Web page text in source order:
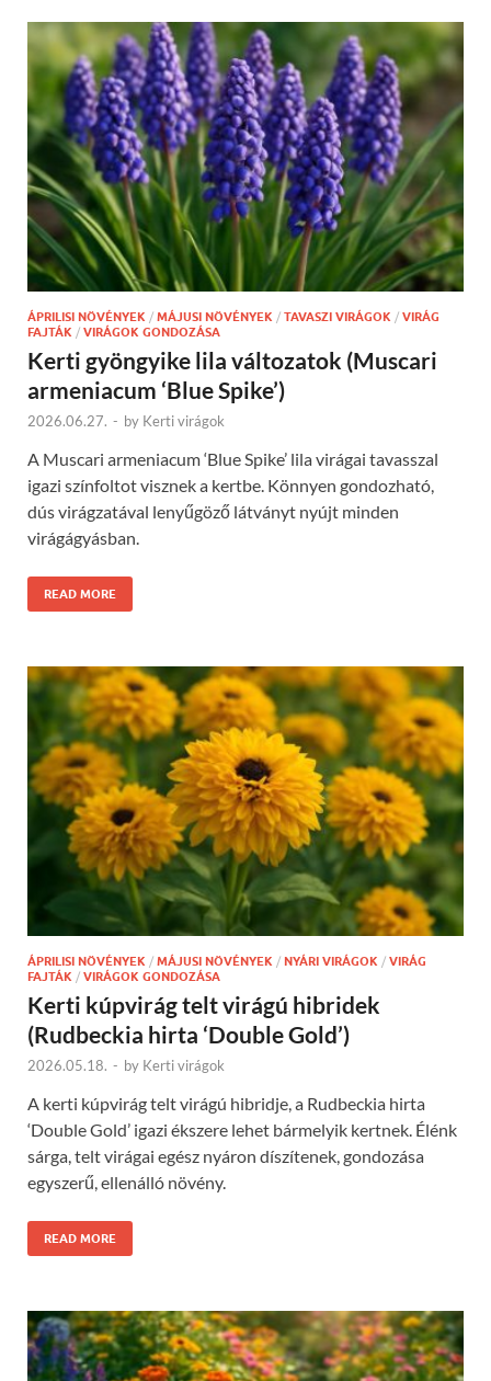
ÁPRILISI NÖVÉNYEK / MÁJUSI NÖVÉNYEK / TAVASZI VIRÁGOK / VIRÁG
FAJTÁK / VIRÁGOK GONDOZÁSA
Kerti gyöngyike lila változatok (Muscari
armeniacum ‘Blue Spike’)
2026.06.27. - by Kerti virágok
A Muscari armeniacum ‘Blue Spike’ lila virágai tavasszal
igazi színfoltot visznek a kertbe. Könnyen gondozható,
dús virágzatával lenyűgöző látványt nyújt minden
virágágyásban.
READ MORE
ÁPRILISI NÖVÉNYEK / MÁJUSI NÖVÉNYEK / NYÁRI VIRÁGOK / VIRÁG
FAJTÁK / VIRÁGOK GONDOZÁSA
Kerti kúpvirág telt virágú hibridek
(Rudbeckia hirta ‘Double Gold’)
2026.05.18. - by Kerti virágok
A kerti kúpvirág telt virágú hibridje, a Rudbeckia hirta
‘Double Gold’ igazi ékszere lehet bármelyik kertnek. Élénk
sárga, telt virágai egész nyáron díszítenek, gondozása
egyszerű, ellenálló növény.
READ MORE